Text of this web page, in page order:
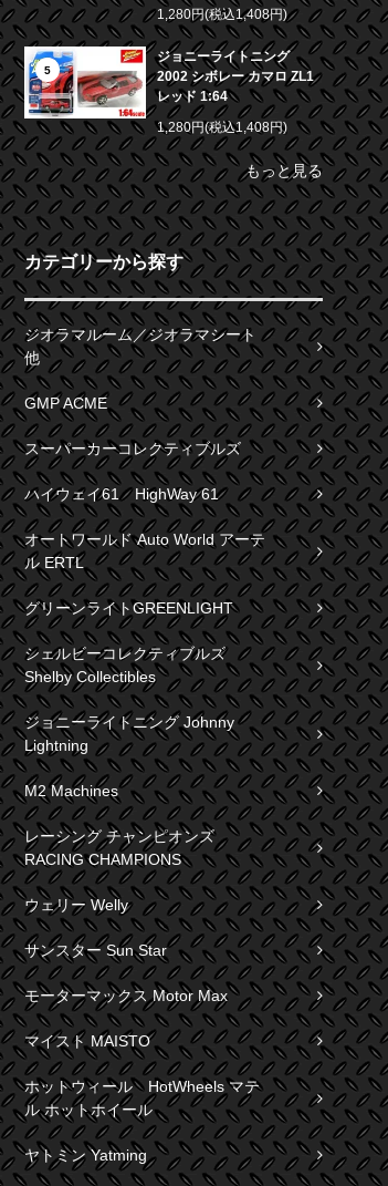
1,280円(税込1,408円)
5
ジョニーライトニング
2002 シボレー カマロ ZL1
レッド 1:64
1,280円(税込1,408円)
もっと見る
カテゴリーから探す
ジオラマルーム／ジオラマシート
他
GMP ACME
スーパーカーコレクティブルズ
ハイウェイ61 HighWay 61
オートワールド Auto World アーテ
ル ERTL
グリーンライトGREENLIGHT
シェルビーコレクティブルズ
Shelby Collectibles
ジョニーライトニング Johnny
Lightning
M2 Machines
レーシング チャンピオンズ
RACING CHAMPIONS
ウェリー Welly
サンスター Sun Star
モーターマックス Motor Max
マイスト MAISTO
ホットウィール HotWheels マテ
ル ホットホイール
ヤトミン Yatming